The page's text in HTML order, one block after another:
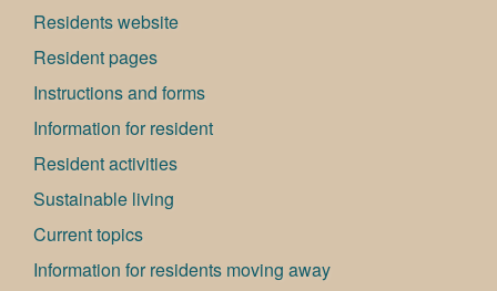
Residents website
Resident pages
Instructions and forms
Information for resident
Resident activities
Sustainable living
Current topics
Information for residents moving away